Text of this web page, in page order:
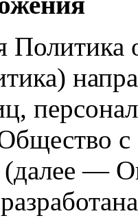
Политика
(далее —